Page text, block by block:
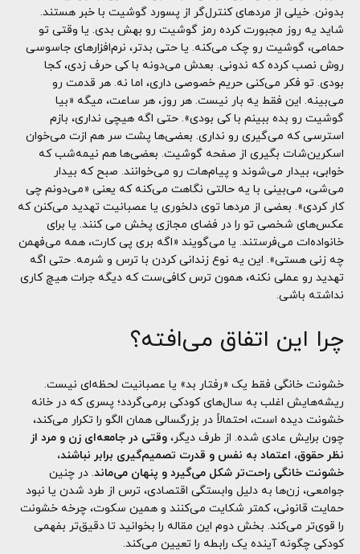
بدونن. خیلی از مردهای کنترل‌گر از پسورد گوشیت با خبر هستند.
شاید یه روز مجبورت کرده رمز گوشیت رو بهش بدی. یا وقتی تو
حمامی، گوشیت رو چک می‌کنه. یا حتی بدتر، نرم‌افزارهای جاسوسی
روش نصب کرده که ندونی. بعدش می‌دونه با کی حرف زدی، کجا
بودی. تو فکر می‌کنی حریم خصوصی داری، اما نه. هر قدمت رو
می‌بینه. این فقط یه بار نیست. هر روز، هر ساعت، میگه «بیا
گوشیت رو بده ببینم با کی بودی». حتی اگه هیچی نداری، بازم
استرسی که می‌گیری رو نداری. بعضی‌ها پشت سر هم ازت می‌خوان
اسکرین‌شات بگیری از صفحه گوشیت. بعضی‌ها هم نیمه‌شب که
خوابی، بیدار می‌شوند و پیام‌هات رو می‌خوانند. صبح که بیدار
می‌شی، می‌بینی با یه حالتی نگاهت می‌کنه که یعنی «می‌دونم چی
کار کردی». بعضی از مردها توی دلخوری یا عصبانیت تهدید می‌کنن که
عکس‌های شخصی تو را در فضای مجازی پخش می کنند. یا برای
خانواده‌ات می‌فرستند. یا می‌گویند «اگه بری پی کارت، همه می‌فهمن
چه زنی هستی». این یه نوع زندانی‌ کردن با ترس و شرمه. حتی اگه
تهدید رو عملی نکنه، همون ترس کافی‌ست که دیگه جرات هیچ کاری
نداشته باشی.
چرا این اتفاق می‌افته؟
خشونت خانگی فقط یک «رفتار بد» یا عصبانیت لحظه‌ای نیست.
ریشه‌هایش اغلب به سال‌های کودکی برمی‌گردد؛ پسری که در خانه
خشونت دیده است، احتمالاً در بزرگسالی همان الگو را تکرار می‌کند،
چون برایش عادی شده. از طرف دیگر، وقتی در جامعه‌ای زن و مرد از
نظر حقوق، اعتماد به نفس و قدرت تصمیم‌گیری برابر نباشند،
خشونت خانگی راحت‌تر شکل می‌گیرد و پنهان می‌ماند. در چنین
جوامعی، زن‌ها به دلیل وابستگی اقتصادی، ترس از طرد شدن یا نبود
حمایت قانونی، کمتر شکایت می‌کنند و همین سکوت، چرخه خشونت
را قوی‌تر می‌کند. بخش دوم این مقاله را بخوانید تا دقیق‌تر بفهمی
کودکی چگونه آینده یک رابطه را تعیین می‌کند.